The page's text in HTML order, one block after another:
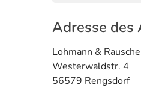
Adresse
Lohmann &
Westerwaldstr. 4
56579 Rengsdorf